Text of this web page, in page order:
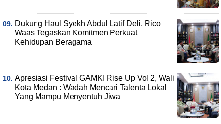
Dukung Haul Syekh Abdul Latif Deli, Rico
Waas Tegaskan Komitmen Perkuat
Kehidupan Beragama
Apresiasi Festival GAMKI Rise Up Vol 2, Wali
Kota Medan : Wadah Mencari Talenta Lokal
Yang Mampu Menyentuh Jiwa